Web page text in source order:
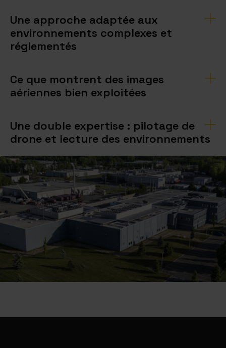
Une approche adaptée aux
environnements complexes et
réglementés
Ce que montrent des images
aériennes bien exploitées
Une double expertise : pilotage de
drone et lecture des environnements